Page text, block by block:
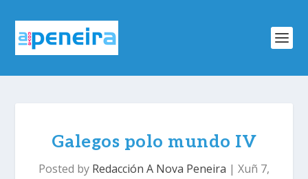
Galegos polo mundo IV
Posted by Redacción A Nova Peneira | Xuñ 7,